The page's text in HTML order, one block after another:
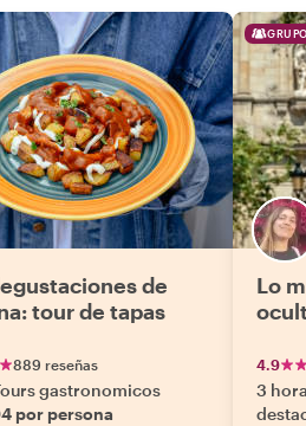
de
tour de tapas
889 reseñas
gastronomicos
por persona
Lo
4.9
3